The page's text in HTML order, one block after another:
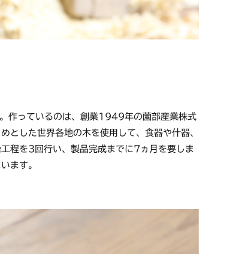
作っているのは、創業1949年の薗部産業株式
とした世界各地の木を使用して、食器や什器、
程を3回行い、製品完成までに7ヵ月を要しま
ます。